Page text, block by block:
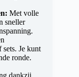
Met volle
sneller
Je kunt
ronde.
dankzij